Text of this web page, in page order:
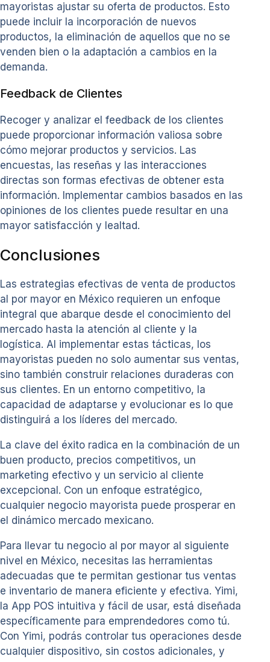
mayoristas ajustar su oferta de productos. Esto
puede incluir la incorporación de nuevos
productos, la eliminación de aquellos que no se
venden bien o la adaptación a cambios en la
demanda.
Feedback de Clientes
Recoger y analizar el feedback de los clientes
puede proporcionar información valiosa sobre
cómo mejorar productos y servicios. Las
encuestas, las reseñas y las interacciones
directas son formas efectivas de obtener esta
información. Implementar cambios basados en las
opiniones de los clientes puede resultar en una
mayor satisfacción y lealtad.
Conclusiones
Las estrategias efectivas de venta de productos
al por mayor en México requieren un enfoque
integral que abarque desde el conocimiento del
mercado hasta la atención al cliente y la
logística. Al implementar estas tácticas, los
mayoristas pueden no solo aumentar sus ventas,
sino también construir relaciones duraderas con
sus clientes. En un entorno competitivo, la
capacidad de adaptarse y evolucionar es lo que
distinguirá a los líderes del mercado.
La clave del éxito radica en la combinación de un
buen producto, precios competitivos, un
marketing efectivo y un servicio al cliente
excepcional. Con un enfoque estratégico,
cualquier negocio mayorista puede prosperar en
el dinámico mercado mexicano.
Para llevar tu negocio al por mayor al siguiente
nivel en México, necesitas las herramientas
adecuadas que te permitan gestionar tus ventas
e inventario de manera eficiente y efectiva. Yimi,
la App POS intuitiva y fácil de usar, está diseñada
específicamente para emprendedores como tú.
Con Yimi, podrás controlar tus operaciones desde
cualquier dispositivo, sin costos adicionales, y